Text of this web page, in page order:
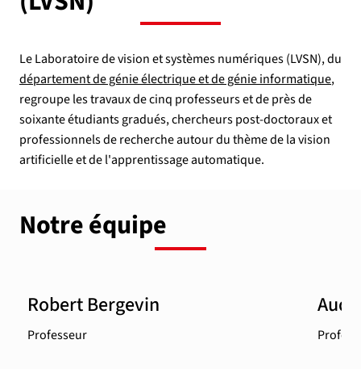
Le Laboratoire de vision et systèmes numériques (LVSN), du
département de génie électrique et de génie informatique,
regroupe les travaux de cinq professeurs et de près de
soixante étudiants gradués, chercheurs post-doctoraux et
professionnels de recherche autour du thème de la vision
artificielle et de l'apprentissage automatique.
Notre équipe
Robert Bergevin
Professeur